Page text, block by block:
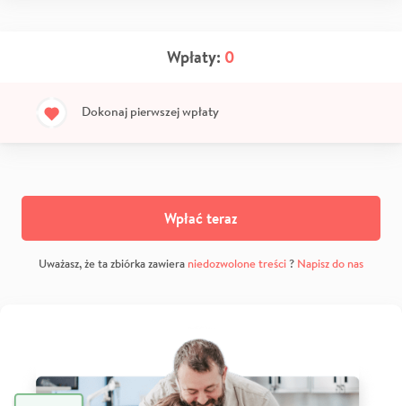
Wpłaty: 0
Dokonaj pierwszej wpłaty
Wpłać teraz
Uważasz, że ta zbiórka zawiera niedozwolone treści? Napisz do nas